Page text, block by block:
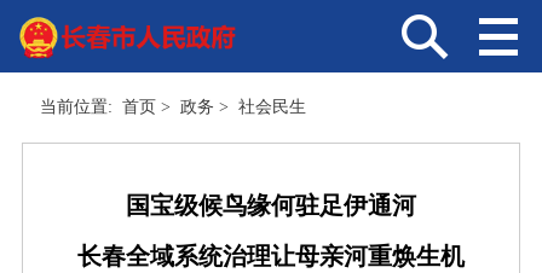
当前位置: 首页 > 政务 > 社会民生
国宝级候鸟缘何驻足伊通河
长春全域系统治理让母亲河重焕生机